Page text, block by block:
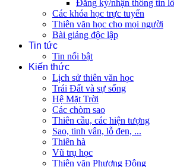
Đăng ký/nhận thông tin
Các khóa học trực tuyến
Thiên văn học cho mọi người
Bài giảng độc lập
Tin tức
Tin nổi bật
Kiến thức
Lịch sử thiên văn học
Trái Đất và sự sống
Hệ Mặt Trời
Các chòm sao
Thiên cầu, các hiện tượng
Sao, tinh vân, lỗ đen, ...
Thiên hà
Vũ trụ học
Thiên văn Phương Đông